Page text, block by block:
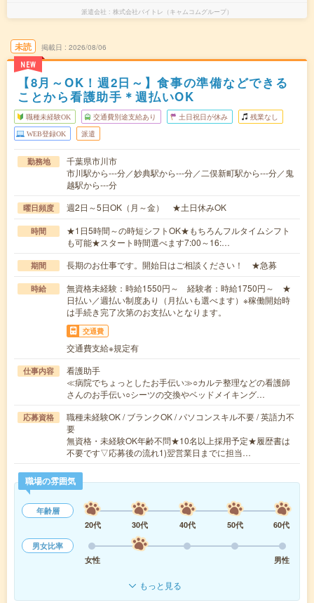
派遣会社 株式会社バイトレ（キャムコムグループ）
未読
NEW
掲載日 2026/08/06
【8月～OK！週2日～】食事の準備などできる
ことから看護助手＊週払いOK
職種未経験OK 交通費別途支給あり 土日祝日が休み 残業なし
WEB登録OK 派遣
勤務地
千葉県市川市
市川駅から---分／妙典駅から---分／二俣新町駅から---分／鬼
越駅から---分
曜日頻度 週2日～5日OK（月～金） ★土日休みOK
時間
★1日5時間～の時短シフトOK★もちろんフルタイムシフト
も可能★スタート時間選べます7:00～16:…
期間 長期のお仕事です。開始日はご相談ください！ ★急募
時給
無資格未経験：時給1550円～ 経験者：時給1750円～ ★
日払い／週払い制度あり（月払いも選べます）※稼働開始時
は手続き完了次第のお支払いとなります。
交通費
交通費支給※規定有
仕事内容
看護助手
≪病院でちょっとしたお手伝い≫○カルテ整理などの看護師
さんのお手伝い○シーツの交換やベッドメイキング…
応募資格
職種未経験OK / ブランクOK / パソコンスキル不要 / 英語力不
要
無資格・未経験OK年齢不問★10名以上採用予定★履歴書は
不要です▽応募後の流れ1)翌営業日までに担当…
職場の雰囲気
年齢層
20代
30代 40代 50代
60代
男女比率
女性
男性
もっと見る